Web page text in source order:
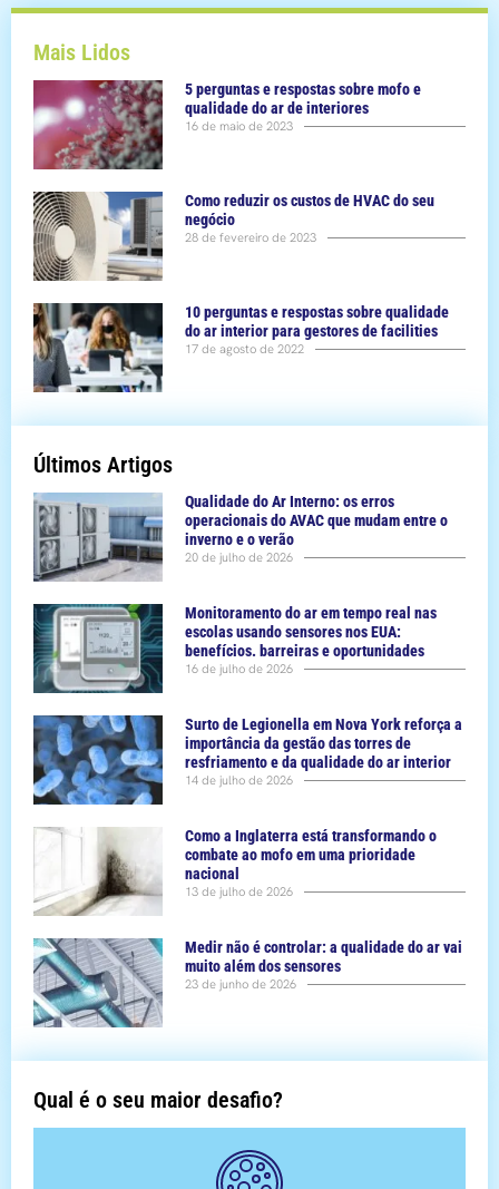
Mais Lidos
5 perguntas e respostas sobre mofo e
qualidade do ar de interiores
16 de maio de 2023
Como reduzir os custos de HVAC do seu
negócio
28 de fevereiro de 2023
10 perguntas e respostas sobre qualidade
do ar interior para gestores de facilities
17 de agosto de 2022
Últimos Artigos
Qualidade do Ar Interno: os erros
operacionais do AVAC que mudam entre o
inverno e o verão
20 de julho de 2026
Monitoramento do ar em tempo real nas
escolas usando sensores nos EUA:
benefícios. barreiras e oportunidades
16 de julho de 2026
Surto de Legionella em Nova York reforça a
importância da gestão das torres de
resfriamento e da qualidade do ar interior
14 de julho de 2026
Como a Inglaterra está transformando o
combate ao mofo em uma prioridade
nacional
13 de julho de 2026
Medir não é controlar: a qualidade do ar vai
muito além dos sensores
23 de junho de 2026
Qual é o seu maior desafio?